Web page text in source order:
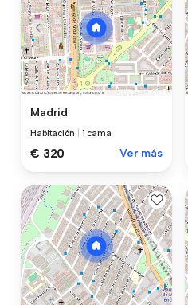
Madrid
Habitación 1 cama
€ 320 Ver más